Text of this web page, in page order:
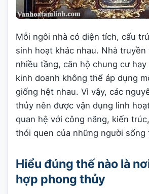
Mỗi ngôi nhà có diện tích, cấu
sinh hoạt khác nhau. Nhà
nhiều tầng, căn hộ chung cư
kinh doanh không thể áp dụng
giống hệt nhau. Vì vậy, các
thủy nên được vận dụng linh
quan hệ với công năng, kiến
thói quen của những người sống
Hiểu đúng thế nào là
hợp phong thủy